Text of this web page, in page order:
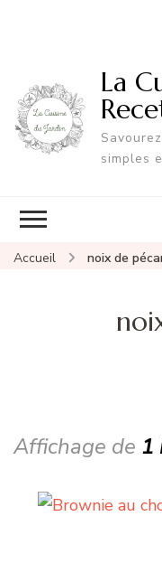
La
simples
Accueil noix de
Affichage de 1